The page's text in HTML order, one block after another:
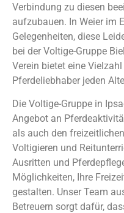
Verbindung zu diesen
aufzubauen. In Weier im
Gelegenheiten, diese
bei der Voltige-Gruppe
Verein bietet eine
Pferdeliebhaber jeden
Die Voltige-Gruppe in
Angebot an
als auch den
Voltigieren und
Ausritten und
Möglichkeiten, Ihre
gestalten. Unser Team
Betreuern sorgt dafür,